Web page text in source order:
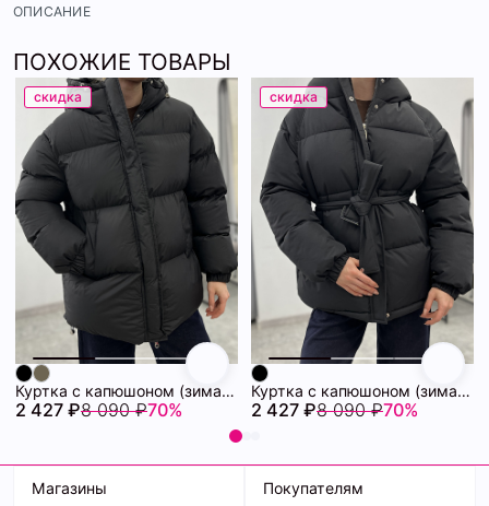
ОПИСАНИЕ
ПОХОЖИЕ ТОВАРЫ
скидка
Куртка с капюшоном (зима) 72460880\15
2 427 ₽8 090 ₽70%
скидка
Куртка с капюшоном (зима) 72460878\15
2 427 ₽8 090 ₽70%
Магазины Покупателям